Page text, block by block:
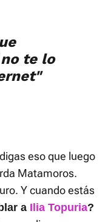
te lo
eso que luego
Matamoros.
Y cuando estás
a Ilia Topuria?